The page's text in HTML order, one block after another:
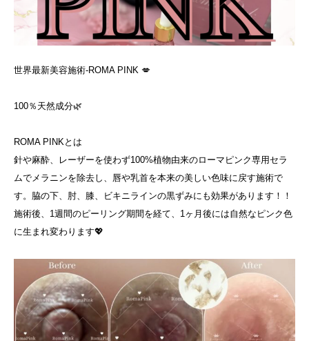
世界最新美容施術-ROMA PINK 💋
100％天然成分🌿
ROMA PINKとは
針や麻酔、レーザーを使わず100%植物由来のローマピンク専用セラ
ムでメラニンを除去し、唇や乳首を本来の美しい色味に戻す施術で
す。脇の下、肘、膝、ビキニラインの黒ずみにも効果があります！！
施術後、1週間のピーリング期間を経て、1ヶ月後には自然なピンク色
に生まれ変わります💖